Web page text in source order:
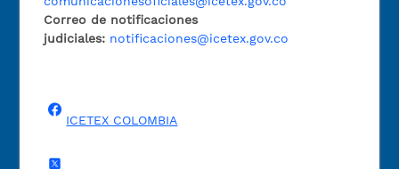
Correo de notificaciones
judiciales: notificaciones@icetex.gov.co
ICETEX COLOMBIA